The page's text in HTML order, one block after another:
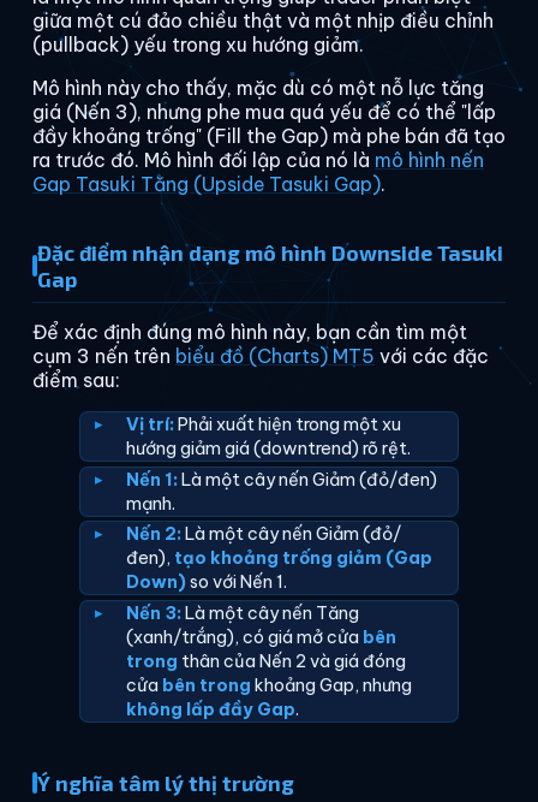
giữa một cú đảo chiều thật và một nhịp điều chỉnh
(pullback) yếu trong xu hướng giảm.
Mô hình này cho thấy, mặc dù có một nỗ lực tăng
giá (Nến 3), nhưng phe mua quá yếu để có thể "lấp
đầy khoảng trống" (Fill the Gap) mà phe bán đã tạo
ra trước đó. Mô hình đối lập của nó là mô hình nến
Gap Tasuki Tăng (Upside Tasuki Gap).
Đặc điểm nhận dạng mô hình Downside Tasuki
Gap
Để xác định đúng mô hình này, bạn cần tìm một
cụm 3 nến trên biểu đồ (Charts) MT5 với các đặc
điểm sau:
Vị trí:Phải xuất hiện trong một xu
hướng giảm giá (downtrend) rõ rệt.
Nến 1:Là một cây nến Giảm (đỏ/đen)
mạnh.
Nến 2:Là một cây nến Giảm (đỏ/
đen), tạo khoảng trống giảm (Gap
Down)so với Nến 1.
Nến 3:Là một cây nến Tăng
(xanh/trắng), có giá mở cửa bên
trong thân của Nến 2 và giá đóng
cửa bên trong khoảng Gap, nhưng
không lấp đầy Gap.
Ý nghĩa tâm lý thị trường